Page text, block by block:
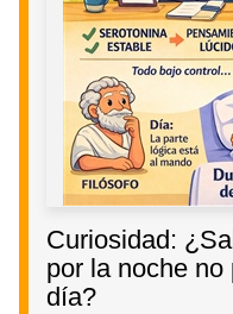
Curiosidad:
por la noche
día?